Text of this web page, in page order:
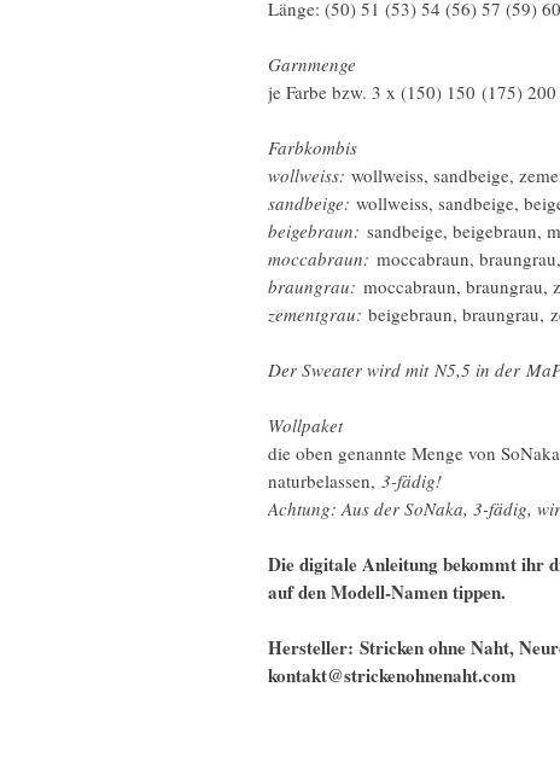
Länge: (50) 51 (53) 54 (56) 57 (59)
Garnmenge
je Farbe bzw. 3 x (150) 150 (175)
Farbkombis
wollweiss: wollweiss, sandbeige,
sandbeige: wollweiss, sandbeige,
beigebraun: sandbeige, beigebraun,
moccabraun: moccabraun,
braungrau: moccabraun, braungrau,
zementgrau: beigebraun, braungrau,
Der Sweater wird mit N5,5 in der
Wollpaket
die oben genannte Menge von
naturbelassen, 3-fädig!
Achtung: Aus der SoNaka, 3-fädig,
Die digitale Anleitung bekommt ihr
auf den Modell-Namen tippen.
Hersteller: Stricken ohne Naht,
kontakt@strickenohnenaht.com